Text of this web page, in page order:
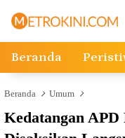
Beranda
Beranda Umum
Kedatangan APD